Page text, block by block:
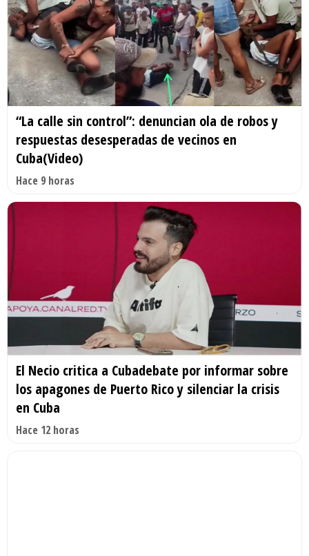
“La calle sin control”: denuncian ola de robos y
respuestas desesperadas de vecinos en
Cuba(Video)
Hace 9 horas
El Necio critica a Cubadebate por informar sobre
los apagones de Puerto Rico y silenciar la crisis
en Cuba
Hace 12 horas